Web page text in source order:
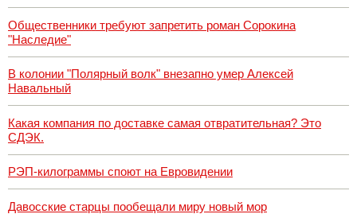
Общественники требуют запретить роман Сорокина
"Наследие"
В колонии "Полярный волк" внезапно умер Алексей
Навальный
Какая компания по доставке самая отвратительная? Это
СДЭК.
РЭП-килограммы споют на Евровидении
Давосские старцы пообещали миру новый мор